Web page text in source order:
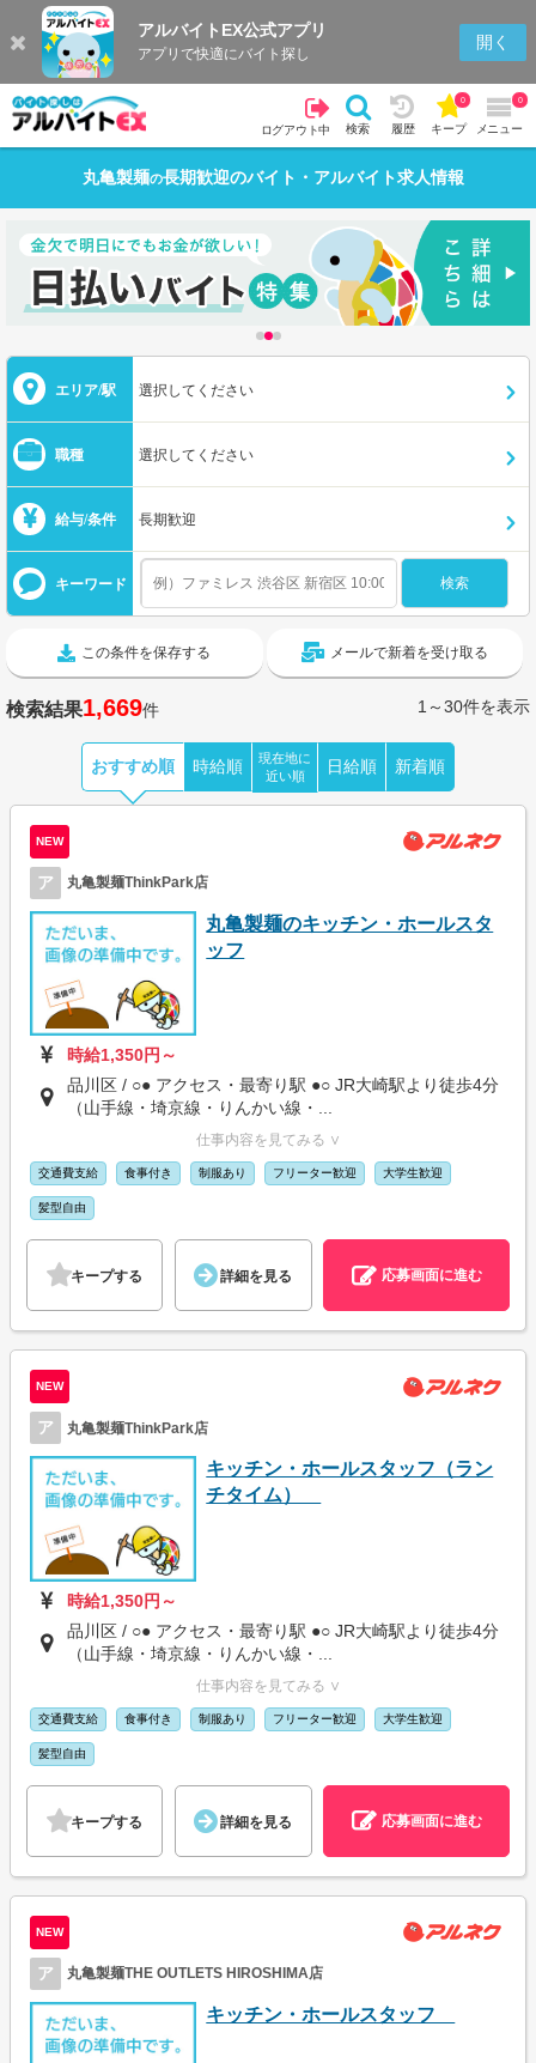
アルバイトEX公式アプリ
アプリで快適にバイト探し
開く
ログアウト中 検索 履歴 キープ
0
メニュー
0
丸亀製麺の長期歓迎のバイト・アルバイト求人情報
エリア/駅 選択してください
職種 選択してください
給与/条件 長期歓迎
キーワード
この条件を保存する メールで新着を受け取る
検索結果1,669件 1～30件を表示
おすすめ順 時給順
現在地に
近い順
日給順 新着順
NEW
ア 丸亀製麺ThinkPark店
丸亀製麺のキッチン・ホールスタ
ッフ
時給1,350円～
品川区 / ○● アクセス・最寄り駅 ●○ JR大崎駅より徒歩4分
（山手線・埼京線・りんかい線・...
仕事内容を見てみる ∨
交通費支給 食事付き 制服あり フリーター歓迎 大学生歓迎
髪型自由
キープする 詳細を見る 応募画面に進む
NEW
ア 丸亀製麺ThinkPark店
キッチン・ホールスタッフ（ラン
チタイム）
時給1,350円～
品川区 / ○● アクセス・最寄り駅 ●○ JR大崎駅より徒歩4分
（山手線・埼京線・りんかい線・...
仕事内容を見てみる ∨
交通費支給 食事付き 制服あり フリーター歓迎 大学生歓迎
髪型自由
キープする 詳細を見る 応募画面に進む
NEW
ア 丸亀製麺THE OUTLETS HIROSHIMA店
キッチン・ホールスタッフ